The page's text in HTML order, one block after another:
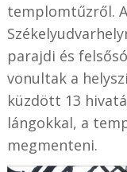
templomtűzről.
parajdi és
vonultak a
küzdött 13
lángokkal, a
megmenteni.